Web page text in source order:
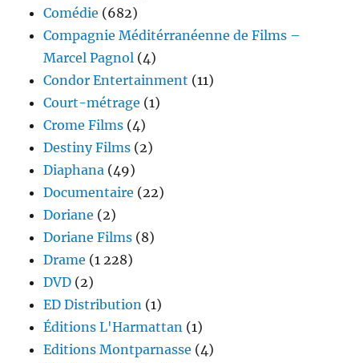
Comédie (682)
Compagnie Méditérranéenne de Films –
Marcel Pagnol (4)
Condor Entertainment (11)
Court-métrage (1)
Crome Films (4)
Destiny Films (2)
Diaphana (49)
Documentaire (22)
Doriane (2)
Doriane Films (8)
Drame (1 228)
DVD (2)
ED Distribution (1)
Éditions L'Harmattan (1)
Editions Montparnasse (4)